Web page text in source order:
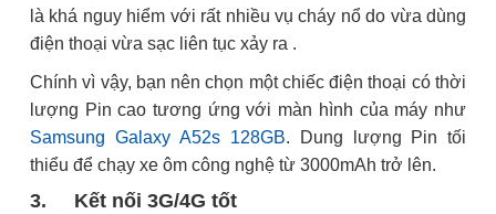
là khá nguy hiểm với rất nhiều vụ cháy nổ do vừa dùng
điện thoại vừa sạc liên tục xảy ra .
Chính vì vậy, bạn nên chọn một chiếc điện thoại có thời
lượng Pin cao tương ứng với màn hình của máy như
Samsung Galaxy A52s 128GB. Dung lượng Pin tối
thiểu để chạy xe ôm công nghệ từ 3000mAh trở lên.
3. Kết nối 3G/4G tốt